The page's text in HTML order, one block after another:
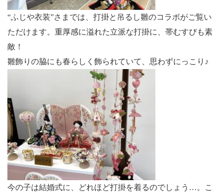
“ふじや衣装”さまでは、打掛と吊るし雛のコラボがご覧い
ただけます。重厚感に溢れた立派な打掛に、帯むすびも素
敵！
雛飾りの脇にも春らしく飾られていて、思わずにっこり♪
今の子は結婚式に、どれほど打掛を着るのでしょう…。こ